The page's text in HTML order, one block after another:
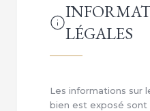
LÉGALES
Les informations sur
bien est exposé sont